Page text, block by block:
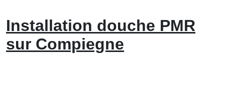
Installation douche PMR
sur Compiegne